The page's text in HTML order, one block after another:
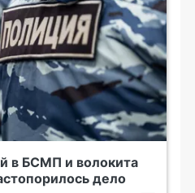
в БСМП и волокита
дело